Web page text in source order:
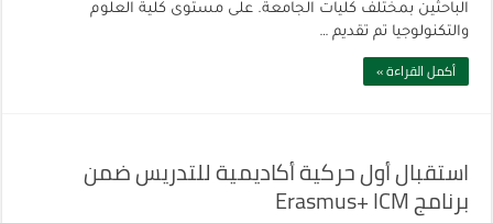
الباحثين بمختلف كليات الجامعة. على مستوى كلية العلوم
والتكنولوجيا تم تقديم …
أكمل القراءة »
استقبال أول حركية أكاديمية للتدريس ضمن
برنامج Erasmus+ ICM